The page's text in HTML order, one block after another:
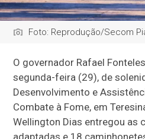
Foto: Reprodução/Secom
O governador Rafael
segunda-feira (29), de
Desenvolvimento e
Combate à Fome, em
Wellington Dias entregou as
adaptadas e 18